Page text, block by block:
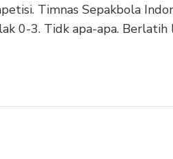
Timnas Sepakbola
0-3. Tidk apa-apa. Berlatih